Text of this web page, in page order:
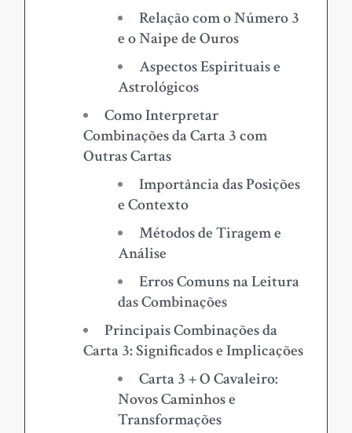
Relação com o Número 3
e o Naipe de Ouros
Aspectos Espirituais e
Astrológicos
Como Interpretar
Combinações da Carta 3 com
Outras Cartas
Importância das Posições
e Contexto
Métodos de Tiragem e
Análise
Erros Comuns na Leitura
das Combinações
Principais Combinações da
Carta 3: Significados e Implicações
Carta 3 + O Cavaleiro:
Novos Caminhos e
Transformações